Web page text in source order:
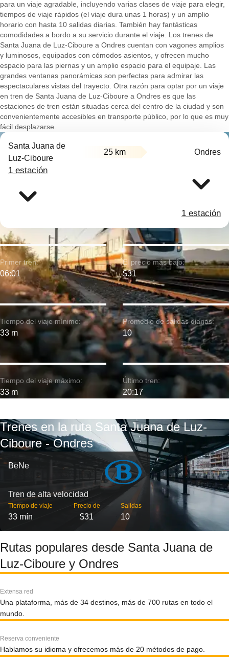
para un viaje agradable, incluyendo varias clases de viaje para elegir,
tiempos de viaje rápidos (el viaje dura unas 1 horas) y un amplio
horario con hasta 10 salidas diarias. También hay fantásticas
comodidades a bordo a su servicio durante el viaje. Los trenes de
Santa Juana de Luz-Ciboure a Ondres cuentan con vagones amplios
y luminosos, equipados con cómodos asientos, y ofrecen mucho
espacio para las piernas y un amplio espacio para el equipaje. Las
grandes ventanas panorámicas son perfectas para admirar las
espectaculares vistas del trayecto. Otra razón para optar por un viaje
en tren de Santa Juana de Luz-Ciboure a Ondres es que las
estaciones de tren están situadas cerca del centro de la ciudad y son
convenientemente accesibles en transporte público, por lo que es muy
fácil desplazarse.
Santa Juana de
Luz-Ciboure
25 km Ondres
1 estación
1 estación
Tiempo del viaje mínimo:
33 m
Primer tren:
06:01
Tiempo del viaje máximo:
33 m
El precio más bajo:
$31
Promedio de salidas diarias:
10
Último tren:
20:17
Trenes en la ruta Santa Juana de Luz-
Ciboure - Ondres
BeNe
Tren de alta velocidad
Tiempo de viaje
33 mín
Precio de
$31
Salidas
10
Rutas populares desde Santa Juana de
Luz-Ciboure y Ondres
Extensa red
Una plataforma, más de 34 destinos, más de 700 rutas en todo el
mundo.
Reserva conveniente
Hablamos su idioma y ofrecemos más de 20 métodos de pago.